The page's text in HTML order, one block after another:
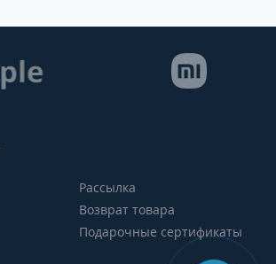
Рассылка
Возврат товара
Подарочные сертификаты